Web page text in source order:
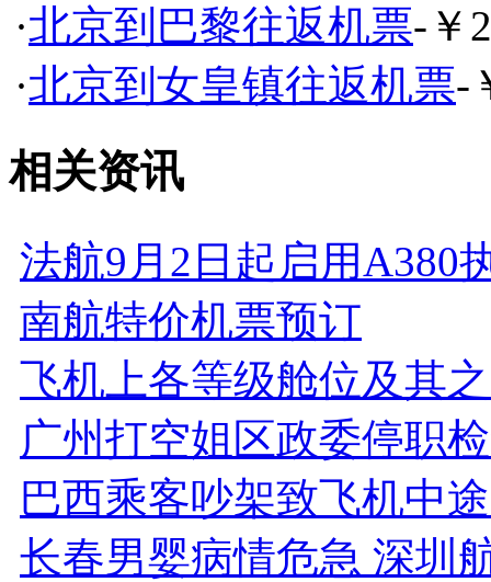
·北京到巴黎往返机票-￥
·北京到女皇镇往返机票-
相关资讯
法航9月2日起启用A380
南航特价机票预订
飞机上各等级舱位及其
广州打空姐区政委停职
巴西乘客吵架致飞机中
长春男婴病情危急 深圳